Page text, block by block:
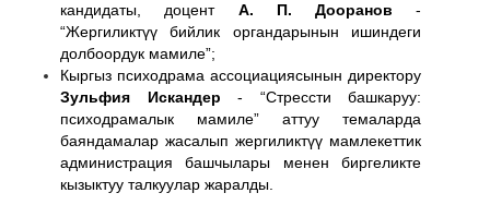
кандидаты, доцент А. П. Дооранов -
“Жергиликтүү бийлик органдарынын ишиндеги
долбоордук мамиле”;
Кыргыз психодрама ассоциациясынын директору
Зульфия Искандер - “Стрессти башкаруу:
психодрамалык мамиле” аттуу темаларда
баяндамалар жасалып жергиликтүү мамлекеттик
администрация башчылары менен биргеликте
кызыктуу талкуулар жаралды.